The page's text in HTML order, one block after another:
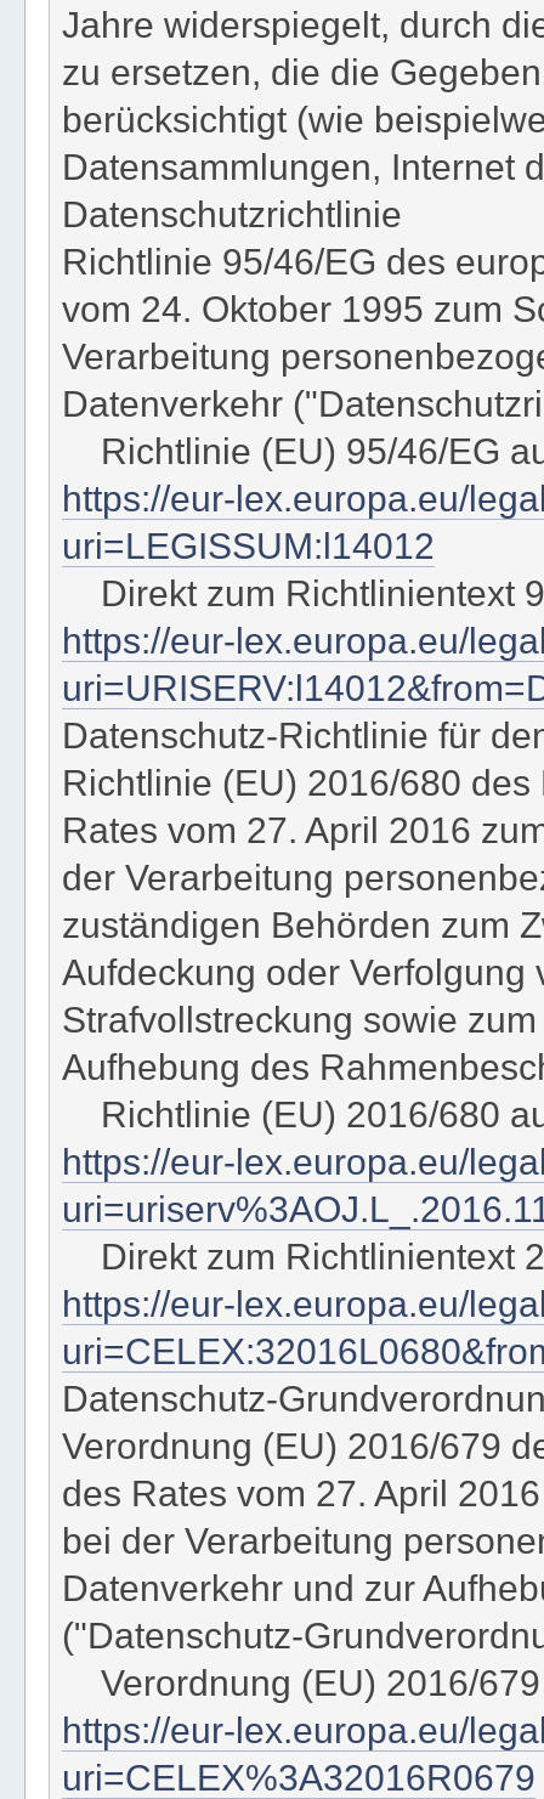
Jahre widerspiegelt, durch
zu ersetzen, die die
berücksichtigt (wie
Datensammlungen, Internet
Datenschutzrichtlinie
Richtlinie 95/46/EG des
vom 24. Oktober 1995 zum
Verarbeitung
Datenverkehr
Richtlinie (EU) 95/46/EG
https://eur-lex.europa.eu/
uri=LEGISSUM:l14012
Direkt zum Richtlinientext
https://eur-lex.europa.eu/
Datenschutz-Richtlinie für
Richtlinie (EU) 2016/680
Rates vom 27. April 2016
der Verarbeitung
zuständigen Behörden zum
Aufdeckung oder Verfolgung
Strafvollstreckung sowie
Aufhebung des
Richtlinie (EU) 2016/680
https://eur-lex.europa.eu/
Direkt zum Richtlinientext
https://eur-lex.europa.eu/
Datenschutz-
Verordnung (EU) 2016/679
des Rates vom 27. April
bei der Verarbeitung
Datenverkehr und zur
("Datenschutz-
Verordnung (EU) 2016/
https://eur-lex.europa.eu/
uri=CELEX%3A32016R0679